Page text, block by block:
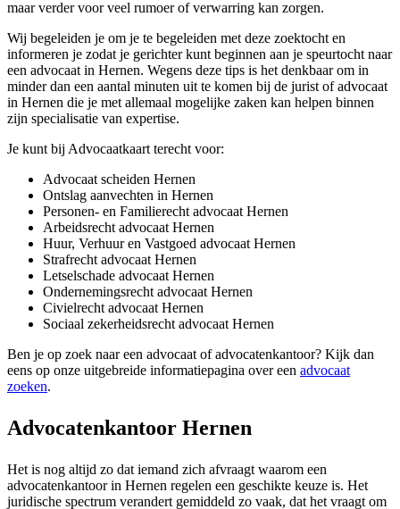
maar verder voor veel rumoer of verwarring kan zorgen.
Wij begeleiden je om je te begeleiden met deze zoektocht en
informeren je zodat je gerichter kunt beginnen aan je speurtocht naar
een advocaat in Hernen. Wegens deze tips is het denkbaar om in
minder dan een aantal minuten uit te komen bij de jurist of advocaat
in Hernen die je met allemaal mogelijke zaken kan helpen binnen
zijn specialisatie van expertise.
Je kunt bij Advocaatkaart terecht voor:
Advocaat scheiden Hernen
Ontslag aanvechten in Hernen
Personen- en Familierecht advocaat Hernen
Arbeidsrecht advocaat Hernen
Huur, Verhuur en Vastgoed advocaat Hernen
Strafrecht advocaat Hernen
Letselschade advocaat Hernen
Ondernemingsrecht advocaat Hernen
Civielrecht advocaat Hernen
Sociaal zekerheidsrecht advocaat Hernen
Ben je op zoek naar een advocaat of advocatenkantoor? Kijk dan
eens op onze uitgebreide informatiepagina over een advocaat
zoeken.
Advocatenkantoor Hernen
Het is nog altijd zo dat iemand zich afvraagt waarom een
advocatenkantoor in Hernen regelen een geschikte keuze is. Het
juridische spectrum verandert gemiddeld zo vaak, dat het vraagt om